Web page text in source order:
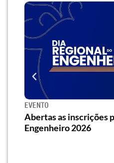
EVENTO
Abertas as inscrições
Engenheiro 2026